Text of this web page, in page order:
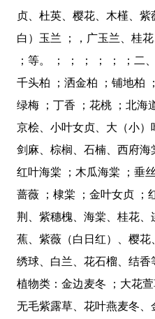
贞、杜英、樱花、木槿、紫
白）玉兰 ；，广玉兰、桂
；等。 ； ； ； ； ； ；二
千头柏 ；洒金柏 ；铺地柏
绿梅 ；丁香 ；花桃 ；北海
京桧、小叶女贞、大（小）
剑麻、棕榈、石楠、西府海
红叶海棠 ；木瓜海棠 ；垂
蔷薇 ；棣棠 ；金叶女贞 ；
荆、紫穗槐、海棠、桂花、
蕉、紫薇（白日红）、樱花
绣球、白兰、花石榴、结香
植物类：金边麦冬 ；大花
无毛紫露草、花叶燕麦冬